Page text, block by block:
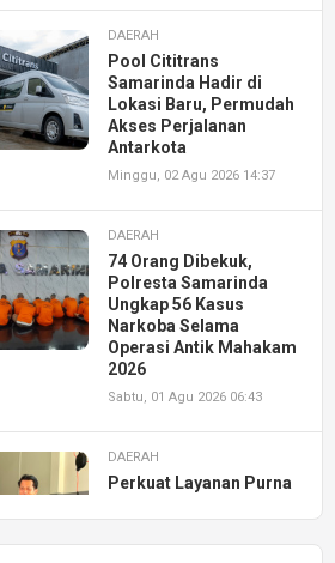
DAERAH
Pool Cititrans
Samarinda Hadir di
Lokasi Baru, Permudah
Akses Perjalanan
Antarkota
Minggu, 02 Agu 2026 14:37
DAERAH
74 Orang Dibekuk,
Polresta Samarinda
Ungkap 56 Kasus
Narkoba Selama
Operasi Antik Mahakam
2026
Sabtu, 01 Agu 2026 06:43
DAERAH
Perkuat Layanan Purna
Resmikan AHASS